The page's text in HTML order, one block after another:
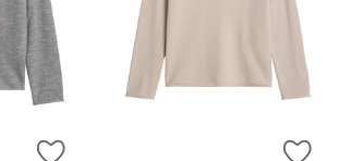
ZUR WUNSCHLISTE HINZUFÜGEN